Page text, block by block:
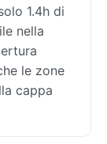
1.4h di
nella
le zone
cappa